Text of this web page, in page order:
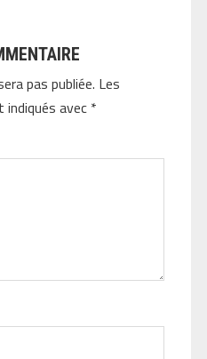
pas publiée. Les
avec *